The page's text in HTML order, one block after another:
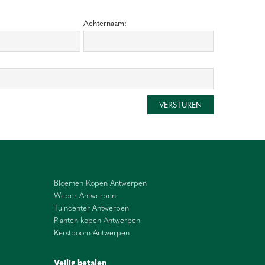
Achternaam:
Veilig betalen
Bloemen Kopen Antwerpen
Weber Antwerpen
Tuincenter Antwerpen
Planten kopen Antwerpen
Kerstboom Antwerpen